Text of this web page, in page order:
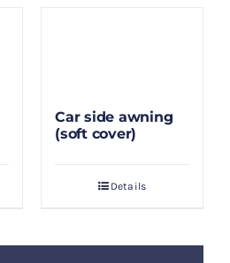
Car side awning
(soft cover)
Details